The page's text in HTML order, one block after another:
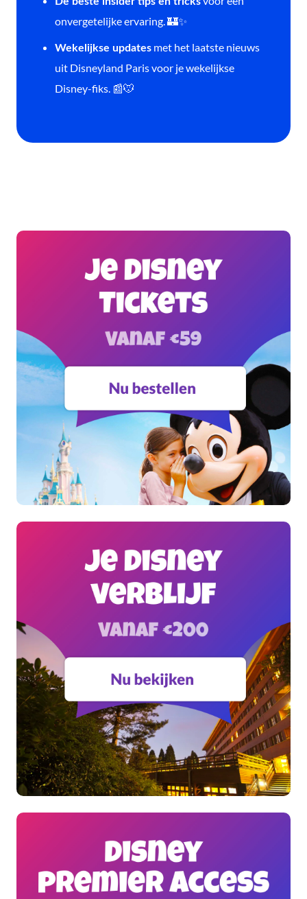
onvergetelijke ervaring. 🏰✨
Wekelijkse updates met het laatste nieuws
uit Disneyland Paris voor je wekelijkse
Disney-fiks. 📰🐭